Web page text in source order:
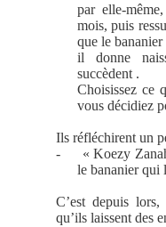
par elle-
mois, puis
que le
il donne
succèdent .
Choisissez ce
vous décidiez
Ils réfléchirent un
-
« Koezy
le bananier qui
C’est depuis
qu’ils laissent des